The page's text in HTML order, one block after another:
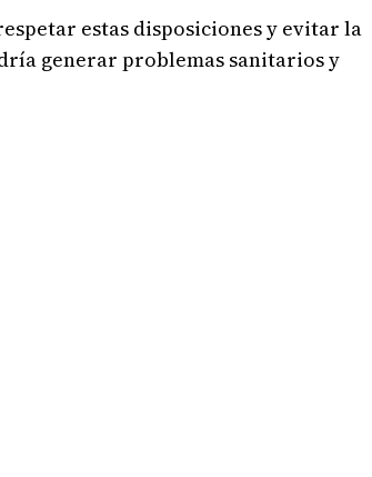
estas disposiciones y evitar la
generar problemas sanitarios y